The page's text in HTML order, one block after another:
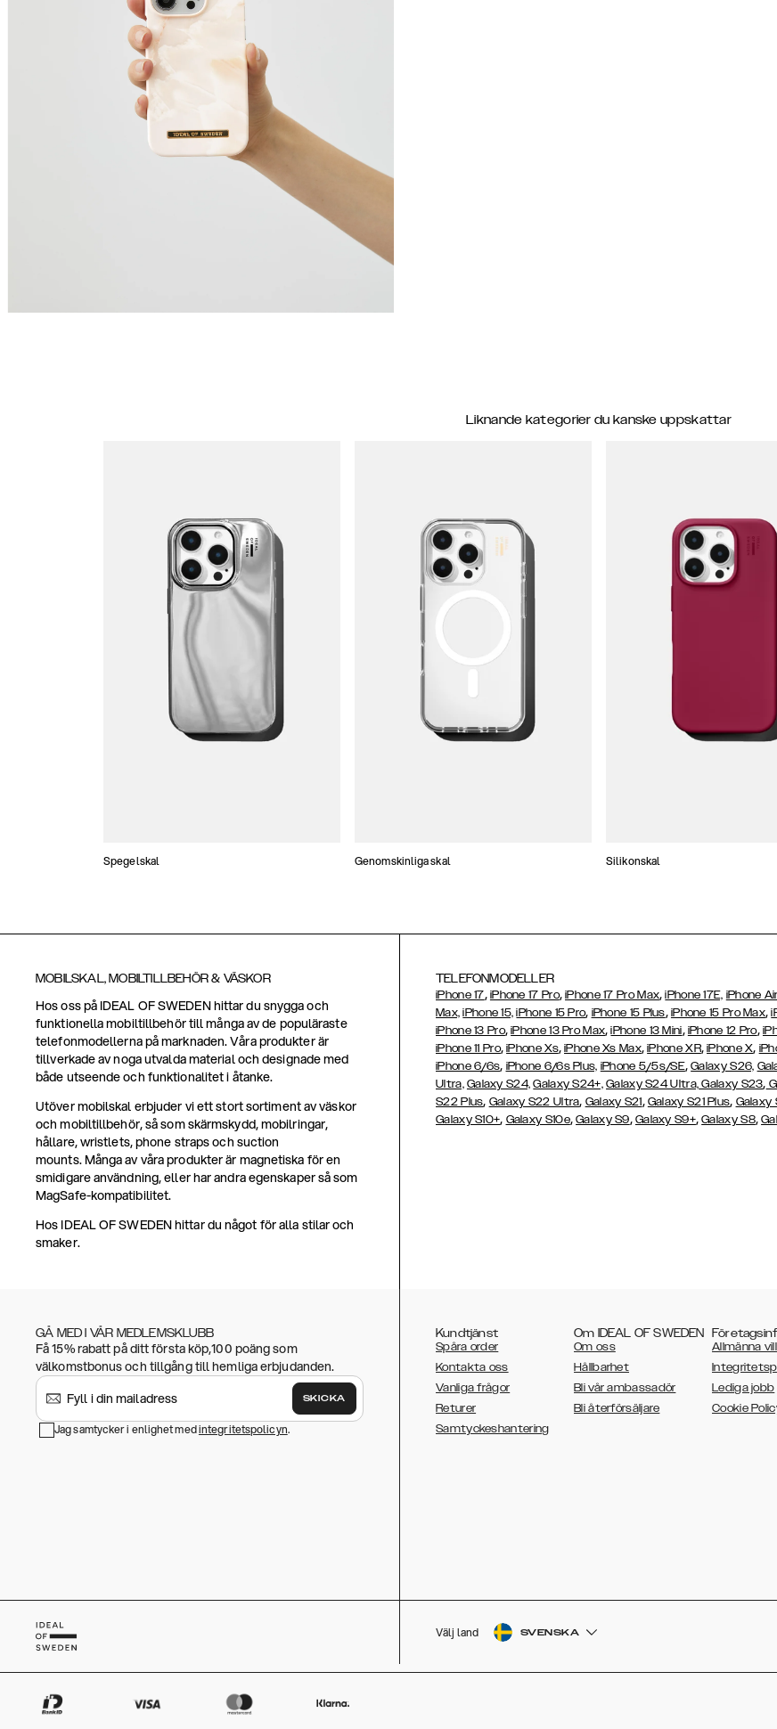
Liknande kategorier du kanske uppskattar
Spegelskal Genomskinliga skal Silikonskal
MOBILSKAL, MOBILTILLBEHÖR & VÄSKOR
Hos oss på IDEAL OF SWEDEN hittar du snygga och
funktionella mobiltillbehör till många av de populäraste
telefonmodellerna på marknaden. Våra produkter är
tillverkade av noga utvalda material och designade med
både utseende och funktionalitet i åtanke.
Utöver mobilskal erbjuder vi ett stort sortiment av väskor
och mobiltillbehör, så som skärmskydd, mobilringar,
hållare, wristlets, phone straps och suction
mounts. Många av våra produkter är magnetiska för en
smidigare användning, eller har andra egenskaper så som
MagSafe-kompatibilitet.
Hos IDEAL OF SWEDEN hittar du något för alla stilar och
smaker.
TELEFONMODELLER
iPhone 17, iPhone 17 Pro,iPhone 17 Pro Max,iPhone 17E, iPhone Air
Max, iPhone 15, iPhone 15 Pro, iPhone 15 Plus, iPhone 15 Pro Max,
iPhone 13 Pro,iPhone 13 Pro Max,iPhone 13 Mini, iPhone 12 Pro,
iPhone 11 Pro,iPhone Xs,iPhone Xs Max,iPhone XR,iPhone X,
iPhone 6/6s, iPhone 6/6s Plus, iPhone 5/5s/SE,Galaxy S26,
Ultra, Galaxy S24, Galaxy S24+, Galaxy S24 Ultra, Galaxy S23,
S22 Plus, Galaxy S22 Ultra, Galaxy S21, Galaxy S21 Plus, Galaxy
Galaxy S10+, Galaxy S10e,Galaxy S9, Galaxy S9+,Galaxy S8,
GÅ MED I VÅR MEDLEMSKLUBB
Få 15% rabatt på ditt första köp,100 poäng som
välkomstbonus och tillgång till hemliga erbjudanden.
SKICKA
Jag samtycker i enlighet medintegritetspolicyn.
Kundtjänst
Spåra order
Kontakta oss
Vanliga frågor
Returer
Samtyckeshantering
Om IDEAL OF SWEDEN
Om oss
Hållbarhet
Bli vår ambassadör
Bli återförsäljare
Allmänna
Lediga jobb
Cookie
Välj land SVENSKA
AUSTRALIA
ESPAÑOL